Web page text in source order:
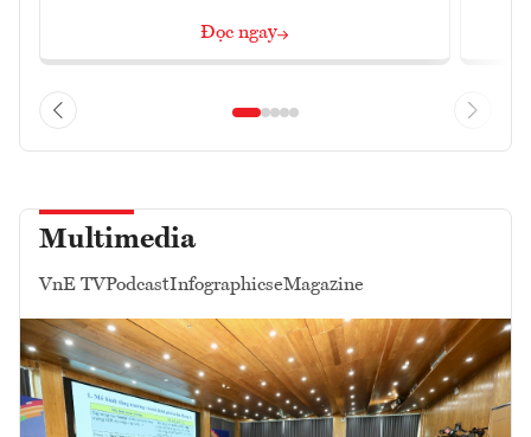
Đọc ngay
Multimedia
VnE TVPodcastInfographicseMagazine